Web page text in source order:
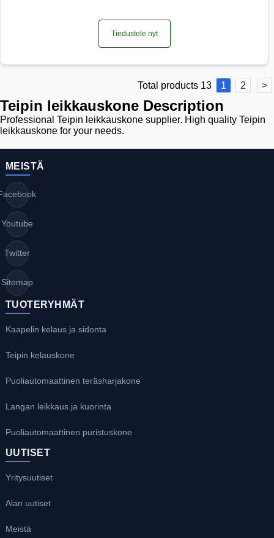
Tiedustele nyt
Total products 13 1 2 >
Teipin leikkauskone Description
Professional Teipin leikkauskone supplier. High quality Teipin
leikkauskone for your needs.
MEISTÄ
Youtube
Twitter
Sitemap
TUOTERYHMÄT
Kaapelin kelaus ja sidonta
Teipin kelauskone
Puoliautomaattinen teräsharjakone
Langan leikkaus ja kuorinta
Puoliautomaattinen puristuskone
UUTISET
Yritysuutiset
Alan uutiset
Meistä